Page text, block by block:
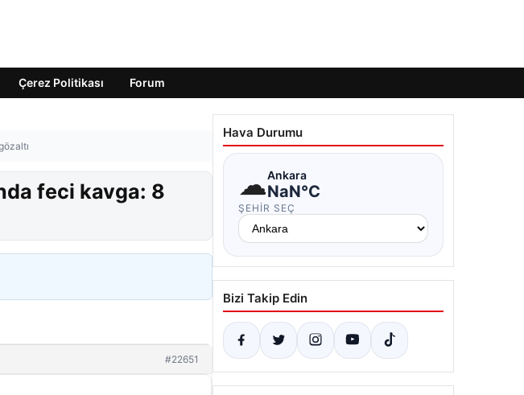
Çerez Politikası Forum
feci kavga: 8
#22651
Hava Durumu
☁Ankara
NaN°C
ŞEHIR SEÇ
Bizi Takip Edin